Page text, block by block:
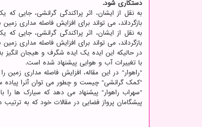
دستکاری شود.
به نقل از ایشان، اثر پراکندگی گرانشی، جایی
بازگرداند، می تواند برای افزایش فاصله مداری
به نقل از ایشان، اثر پراکندگی گرانشی، جایی
بازگرداند، می تواند برای افزایش فاصله مداری
در حالیکه این ایده یک ایده شگرف و هیجان انگیز
با تغییرات آب و هوایی پیشنهاد شده است.
"راهوار" در این مقاله، افزایش فاصله مداری
"کمک گرانشی" چیست و چطور می توان آنرا پیاده
"سهراب راهوار" پیشنهاد می دهد که سیارک ها را
پیشگامان پرواز فضایی در مقالات خود که به ترتیب در سالهای ۱۹۲۵ و ۱۹۳۸ منتشر